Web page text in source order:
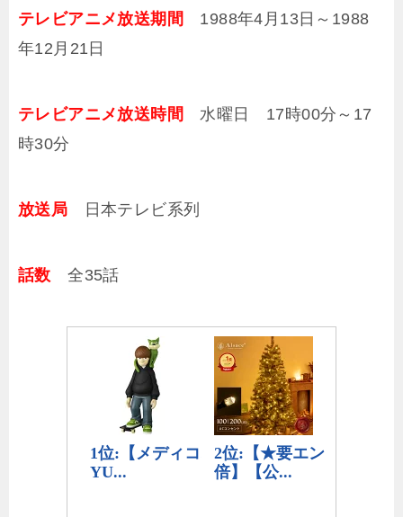
テレビアニメ放送期間 1988年4月13日～1988
年12月21日
テレビアニメ放送時間 水曜日 17時00分～17
時30分
放送局 日本テレビ系列
話数 全35話